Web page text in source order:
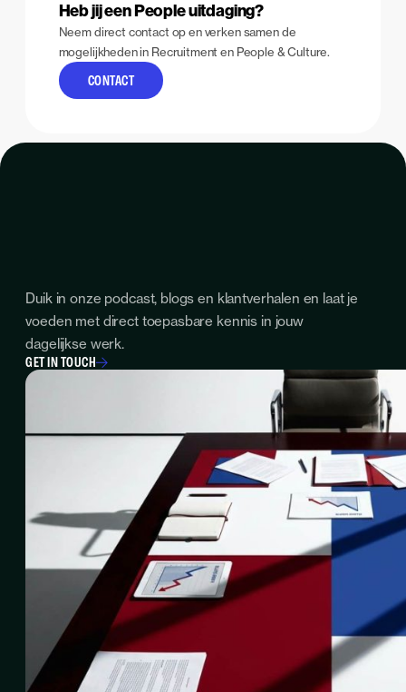
Heb jij een People uitdaging?
Neem direct contact op en verken samen de
mogelijkheden in Recruitment en People & Culture.
CONTACT
Duik in onze podcast, blogs en klantverhalen en laat je
voeden met direct toepasbare kennis in jouw
dagelijkse werk.
GET IN TOUCH